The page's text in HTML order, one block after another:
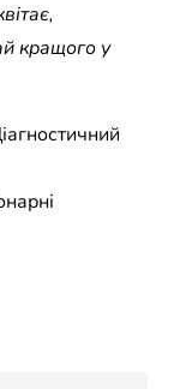
кращого у